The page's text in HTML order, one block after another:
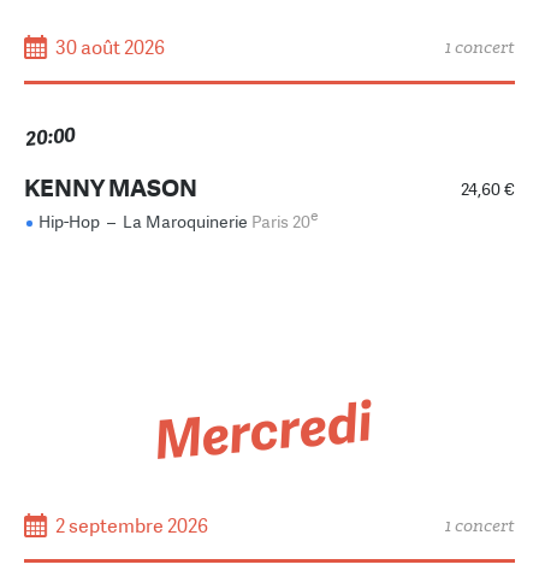
30 août 2026 1 concert
20:00
24,60 €
KENNY MASON
Hip-Hop – La Maroquinerie Paris 20e
Mercredi
2 septembre 2026 1 concert